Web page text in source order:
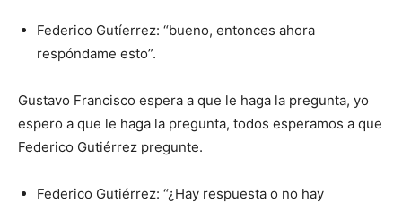
Federico Gutíerrez: “bueno, entonces ahora
respóndame esto”.
Gustavo Francisco espera a que le haga la pregunta, yo
espero a que le haga la pregunta, todos esperamos a que
Federico Gutiérrez pregunte.
Federico Gutiérrez: “¿Hay respuesta o no hay